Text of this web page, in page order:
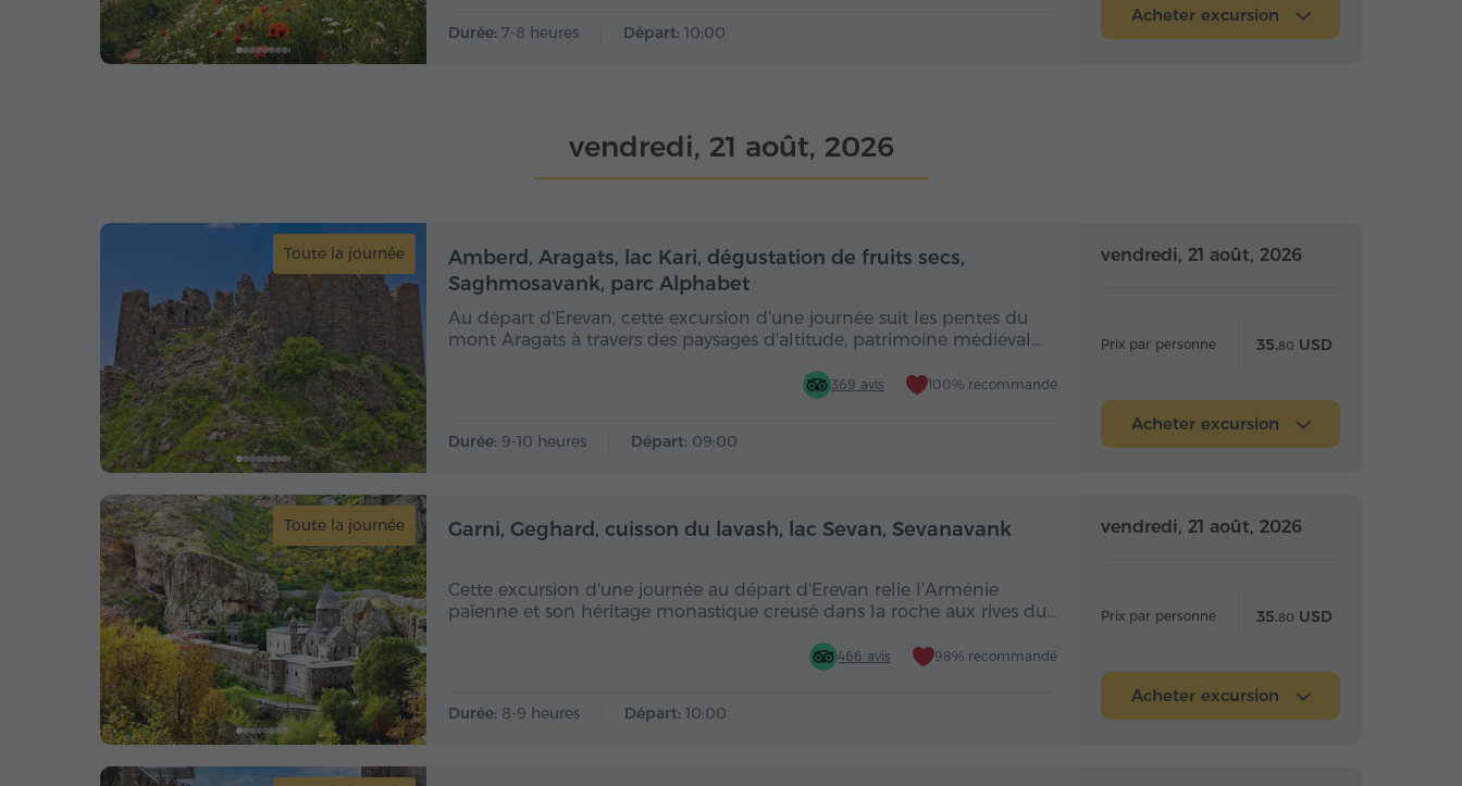
Durée: 7-8 heures Départ: 10:00
Acheter excursion
vendredi, 21 août, 2026
Toute la journée Toute la journée Toute la journée Toute la journée
Amberd, Aragats, lac Kari, dégustation de fruits secs,
Saghmosavank, parc Alphabet
Au départ d'Erevan, cette excursion d'une journée suit les pentes du
mont Aragats à travers des paysages d'altitude, patrimoine médiéval…
369 avis 100% recommandé
Durée: 9-10 heures Départ: 09:00
vendredi, 21 août, 2026
Prix par personne 35.80 USD
Acheter excursion
Toute la journée Toute la journée Toute la journée Toute la journée
Garni, Geghard, cuisson du lavash, lac Sevan, Sevanavank
Cette excursion d'une journée au départ d'Erevan relie l'Arménie
païenne et son héritage monastique creusé dans la roche aux rives du…
466 avis 98% recommandé
Durée: 8-9 heures Départ: 10:00
vendredi, 21 août, 2026
Prix par personne 35.80 USD
Acheter excursion